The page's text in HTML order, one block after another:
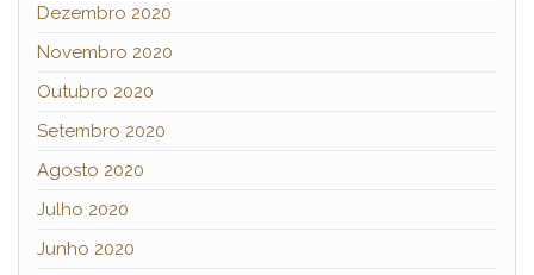
Dezembro 2020
Novembro 2020
Outubro 2020
Setembro 2020
Agosto 2020
Julho 2020
Junho 2020